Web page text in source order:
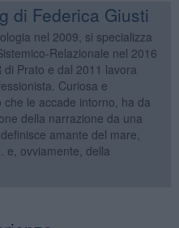
di Federica Giusti
nel 2009, si specializza
Relazionale nel 2016
di Prato e dal 2011 lavora
Curiosa e
che le accade intorno, ha da
della narrazione da una
amante del mare,
e, ovviamente, della